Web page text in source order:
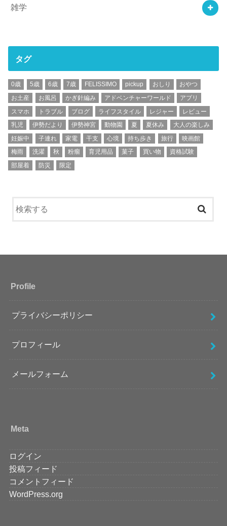
雑学
タグ
0歳 5歳 6歳 7歳 FELISSIMO pickup おしり
おやつ
お土産
お風呂 かぎ針編み アドベンチャーワールド
アプリ
スマホ
トラブル ブログ ライフスタイル レジャー
レビュー
乳児
伊勢だより 伊勢神宮 動物園 夏 夏休み
大人の楽しみ
妊娠中
子連れ 家電 干支 心境 持ち歩き 旅行
映画館
梅雨
洗濯 秋 粉瘤 育児用品 菓子 買い物
資格試験
部屋着
防災 限定
Profile
プライバシーポリシー
プロフィール
メールフォーム
Meta
ログイン
投稿フィード
コメントフィード
WordPress.org